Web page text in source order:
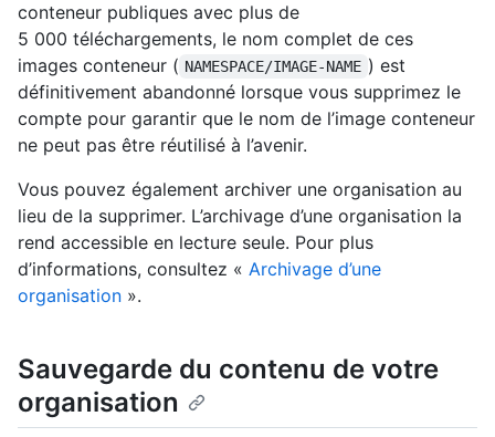
conteneur publiques avec plus de
5 000 téléchargements, le nom complet de ces
images conteneur ( NAMESPACE/IMAGE-NAME ) est
définitivement abandonné lorsque vous supprimez le
compte pour garantir que le nom de l’image conteneur
ne peut pas être réutilisé à l’avenir.
Vous pouvez également archiver une organisation au
lieu de la supprimer. L’archivage d’une organisation la
rend accessible en lecture seule. Pour plus
d’informations, consultez « Archivage d’une
organisation ».
Sauvegarde du contenu de votre
organisation